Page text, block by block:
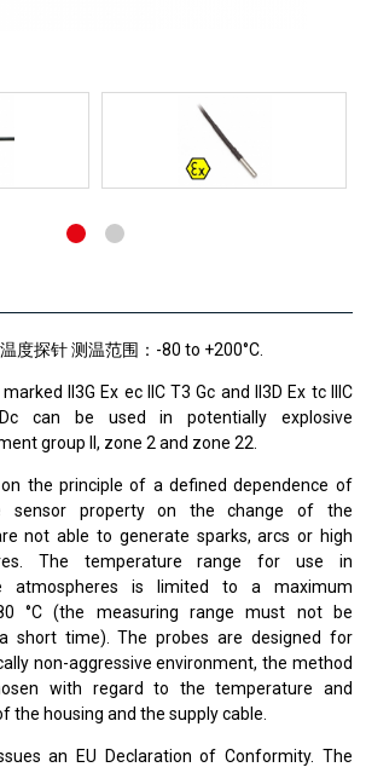
度探针 测温范围：-80 to +200°C.
II3G Ex ec IIC T3 Gc and II3D Ex tc IIIC
can be used in potentially explosive
group II, zone 2 and zone 22.
the principle of a defined dependence of
sensor property on the change of the
not able to generate sparks, arcs or high
The temperature range for use in
atmospheres is limited to a maximum
°C (the measuring range must not be
short time). The probes are designed for
non-aggressive environment, the method
with regard to the temperature and
the housing and the supply cable.
an EU Declaration of Conformity. The